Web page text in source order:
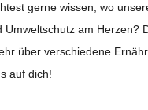
gerne wis­sen, wo
Umwelt­schutz am Her­zen?
über ver­schie­dene
auf dich!